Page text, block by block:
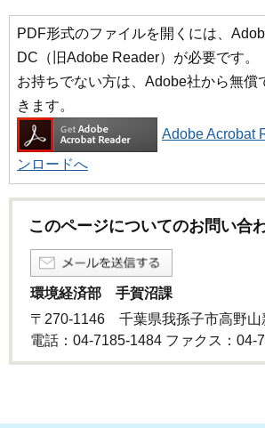
PDF形式のファイルを開くには、
DC（旧Adobe Reader）が必要です。
お持ちでない方は、Adobe社から無償
きます。
Adobe Acrobat
ンロードへ
このページについてのお問い合
環境経済部 手賀沼課
〒270-1146 千葉県我孫子市高野山
電話：04-7185-1484 ファクス：04-